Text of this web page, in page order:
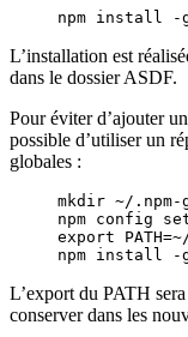
npm install -
L’installation est
dans le dossier ASDF.
Pour éviter d’ajouter
possible d’utiliser un
globales :
mkdir ~/.npm-
npm config
export PATH=~
npm install -
L’export du PATH
conserver dans les